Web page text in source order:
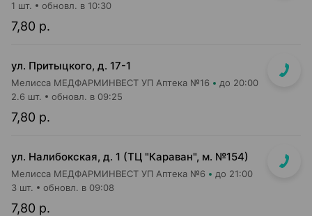
7,80 р.
1 шт. обновл. в 10:30
ул. Притыцкого, д. 17-1
Мелисса МЕДФАРМИНВЕСТ УП Аптека №16 до 20:00
7,80 р.
2.6 шт. обновл. в 09:25
ул. Налибокская, д. 1 (ТЦ "Караван", м. №154)
Мелисса МЕДФАРМИНВЕСТ УП Аптека №6 до 21:00
7,80 р.
3 шт. обновл. в 09:08